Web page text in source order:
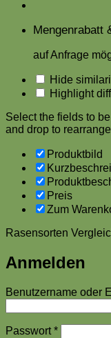
Mengenrabatt
auf Anfrage
Hide
Highlight
Select the fields to
and drop to
Produktbild
Preis
Zum
Rasensorten
Anmelden
Benutzername oder
Passwort*Erforderlich